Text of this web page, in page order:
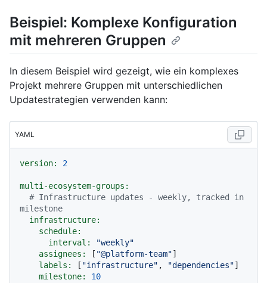
Beispiel: Komplexe Konfiguration
mit mehreren Gruppen
In diesem Beispiel wird gezeigt, wie ein komplexes
Projekt mehrere Gruppen mit unterschiedlichen
Updatestrategien verwenden kann:
YAML
version: 2
multi-ecosystem-groups:
# Infrastructure updates - weekly, tracked in
milestone
infrastructure:
schedule:
interval:
"weekly"
assignees:
[ "@platform-team"]
labels:
[ "infrastructure" , "dependencies"]
milestone:
10